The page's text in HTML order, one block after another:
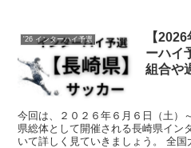
'26 インターハイ予選
【
ーハイ
組合や
今回は、２０２６年６月６日（土）
県総体として開催される長崎県イン
いて詳しく見ていきましょう。 全国